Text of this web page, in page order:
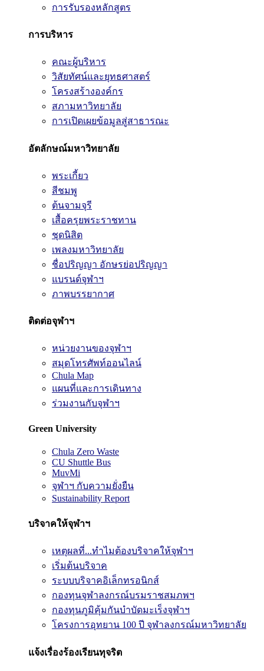
การรับรองหลักสูตร
การบริหาร
คณะผู้บริหาร
วิสัยทัศน์และยุทธศาสตร์
โครงสร้างองค์กร
สภามหาวิทยาลัย
การเปิดเผยข้อมูลสู่สาธารณะ
อัตลักษณ์มหาวิทยาลัย
พระเกี้ยว
สีชมพู
ต้นจามจุรี
เสื้อครุยพระราชทาน
ชุดนิสิต
เพลงมหาวิทยาลัย
ชื่อปริญญา อักษรย่อปริญญา
แบรนด์จุฬาฯ
ภาพบรรยากาศ
ติดต่อจุฬาฯ
หน่วยงานของจุฬาฯ
สมุดโทรศัพท์ออนไลน์
Chula Map
แผนที่และการเดินทาง
ร่วมงานกับจุฬาฯ
Green University
Chula Zero Waste
CU Shuttle Bus
MuvMi
จุฬาฯ กับความยั่งยืน
Sustainability Report
บริจาคให้จุฬาฯ
เหตุผลที่...ทำไมต้องบริจาคให้จุฬาฯ
เริ่มต้นบริจาค
ระบบบริจาคอิเล็กทรอนิกส์
กองทุนจุฬาลงกรณ์บรมราชสมภพฯ
กองทุนภูมิคุ้มกันบำบัดมะเร็งจุฬาฯ
โครงการอุทยาน 100 ปี จุฬาลงกรณ์มหาวิทยาลัย
แจ้งเรื่องร้องเรียนทุจริต